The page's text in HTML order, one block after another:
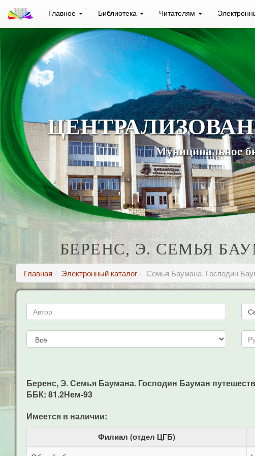
Главное Библиотека Читателям
Муниципальное
БЕРЕНС, Э. СЕМЬЯ
Главная Электронный каталог Семья Баумана. Господин
Беренс, Э. Семья Баумана. Господин Бауман
ББК: 81.2Нем-93
Имеется в наличии:
Филиал (отдел ЦГБ)